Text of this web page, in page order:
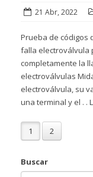
21 Abr, 2022
Prueba de códigos
falla electroválvula
completamente la
electroválvulas
electroválvula, su
una terminal y el . .
1 2
Buscar